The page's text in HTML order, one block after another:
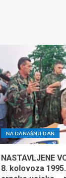
NA DANAŠNJI DAN
NASTAVLJENE
8. kolovoza